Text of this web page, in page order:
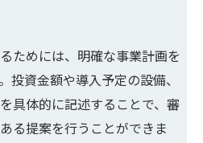
ためには、明確な事業計画を
投資金額や導入予定の設備、
具体的に記述することで、審
る提案を行うことができま